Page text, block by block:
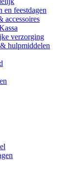
en feestdagen
accessoires
verzorging
hulpmiddelen